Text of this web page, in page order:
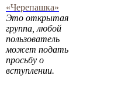
«Черепашка»
Это открытая
группа, любой
пользователь
может подать
просьбу о
вступлении.